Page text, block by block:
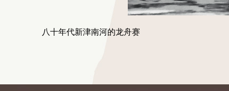
八十年代新津南河的龙舟赛